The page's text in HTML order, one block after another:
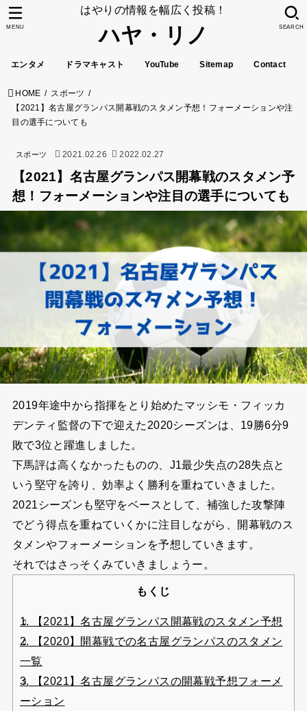
はやりの情報を幅広く投稿！
ハヤ・リノ
エンタメ ドラマキャスト YouTube Sitemap Contact
SEARCH
MENU
HOME
スポーツ
【2021】名古屋グランパス開幕戦のスタメン予想！フォーメーションや注
目の選手についても
スポーツ 2021.02.26 2022.02.27
【2021】名古屋グランパス開幕戦のスタメン予
想！フォーメーションや注目の選手についても
2019年途中から指揮をとり始めたマッシモ・フィッカ
デンティ監督の下で迎えた2020シーズンは、19勝6分9
敗で3位と躍進しました。
下馬評は高くなかったものの、J1最少失点の28失点と
いう堅守を誇り、効率よく勝利を重ねていきました。
2021シーズンも堅守をベースとして、補強した攻撃陣
でどう得点を重ねていくかに注目しながら、開幕戦のス
タメンやフォーメーションを予想していきます。
それではさっそくみていきましょうー。
もくじ
1.
【2021】名古屋グランパス開幕戦のスタメン予想
2.
【2020】開幕戦での名古屋グランパスのスタメン
一覧
3.
【2021】名古屋グランパスの開幕戦予想フォーメ
ーション